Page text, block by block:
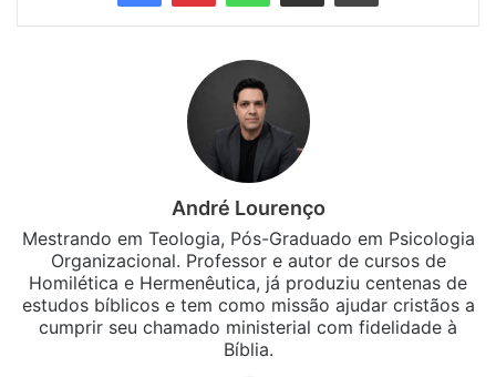
André Lourenço
Mestrando em Teologia, Pós-Graduado em Psicologia
Organizacional. Professor e autor de cursos de
Homilética e Hermenêutica, já produziu centenas de
estudos bíblicos e tem como missão ajudar cristãos a
cumprir seu chamado ministerial com fidelidade à
Bíblia.